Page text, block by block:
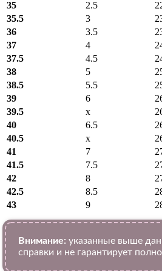
35
2.5
35.5
3
36
3.5
37
4
37.5
4.5
38
5
38.5
5.5
39
6
39.5
x
40
6.5
40.5
x
41
7
41.5
7.5
42
8
42.5
8.5
43
9
Внимание: указанные выше
справки и не гарантирует